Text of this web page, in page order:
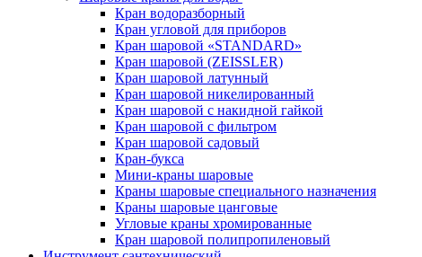
Кран водоразборный
Кран угловой для приборов
Кран шаровой «STANDARD»
Кран шаровой (ZEISSLER)
Кран шаровой латунный
Кран шаровой никелированный
Кран шаровой с накидной гайкой
Кран шаровой с фильтром
Кран шаровой садовый
Кран-букса
Мини-краны шаровые
Краны шаровые специального назначения
Краны шаровые цанговые
Угловые краны хромированные
Кран шаровой полипропиленовый